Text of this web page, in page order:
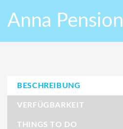
Anna Pension
BESCHREIBUNG
VERFÜGBARKEIT
THINGS TO DO